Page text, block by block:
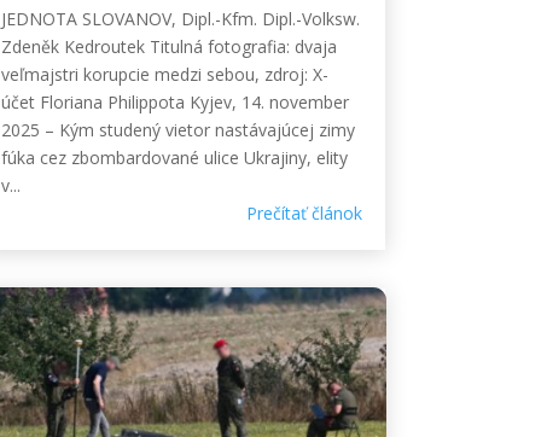
JEDNOTA SLOVANOV, Dipl.-Kfm. Dipl.-Volksw.
Zdeněk Kedroutek Titulná fotografia: dvaja
veľmajstri korupcie medzi sebou, zdroj: X-
účet Floriana Philippota Kyjev, 14. november
2025 – Kým studený vietor nastávajúcej zimy
fúka cez zbombardované ulice Ukrajiny, elity
v...
Prečítať článok